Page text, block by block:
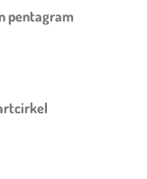
pentagram